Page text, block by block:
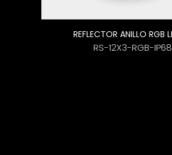
RS-12X3-RGB-IP68